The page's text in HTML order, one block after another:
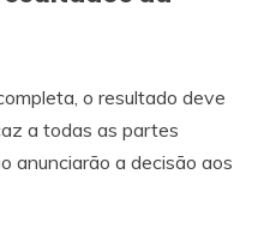
o resultado deve
a todas as partes
anunciarão a decisão aos